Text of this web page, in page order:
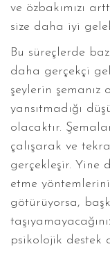
ve özbakımızı
size daha iyi
Bu süreçlerde
daha gerçekçi
şeylerin
yansıtmadığı
olacaktır.
çalışarak ve
gerçekleşir. Yine
etme
götürüyorsa,
psikolojik destek